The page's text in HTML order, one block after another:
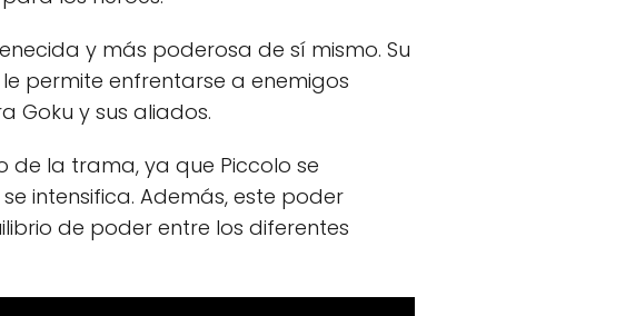
y más poderosa de sí mismo. Su
permite enfrentarse a enemigos
Goku y sus aliados.
de la trama, ya que Piccolo se
intensifica. Además, este poder
de poder entre los diferentes